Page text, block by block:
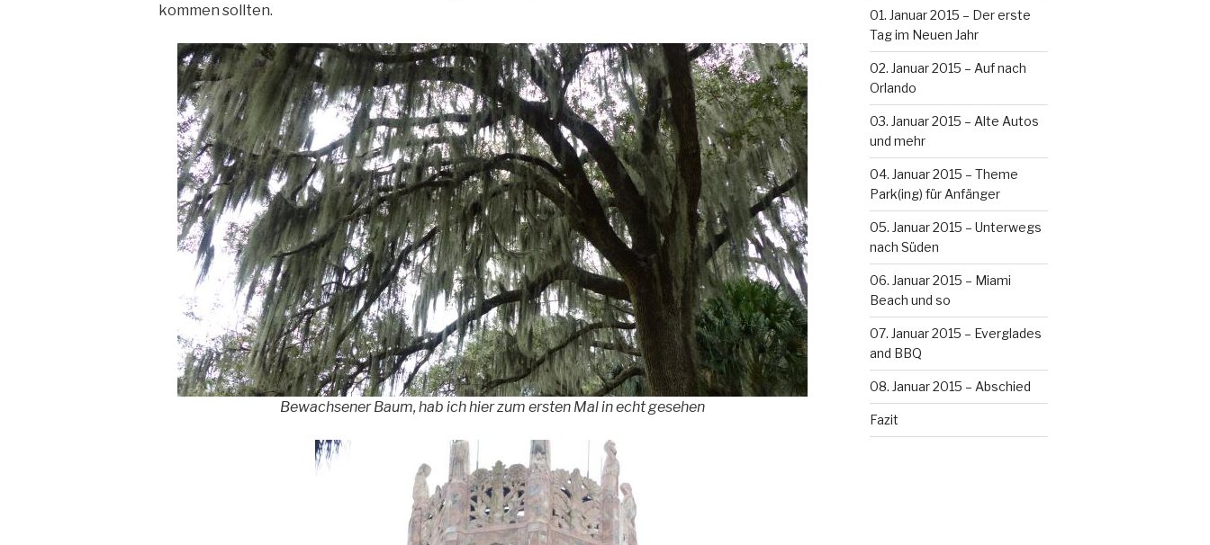
kommen sollten.
Bewachsener Baum, hab ich hier zum ersten Mal in echt gesehen
01. Januar 2015 – Der erste
Tag im Neuen Jahr
02. Januar 2015 – Auf nach
Orlando
03. Januar 2015 – Alte Autos
und mehr
04. Januar 2015 – Theme
Park(ing) für Anfänger
05. Januar 2015 – Unterwegs
nach Süden
06. Januar 2015 – Miami
Beach und so
07. Januar 2015 – Everglades
and BBQ
08. Januar 2015 – Abschied
Fazit